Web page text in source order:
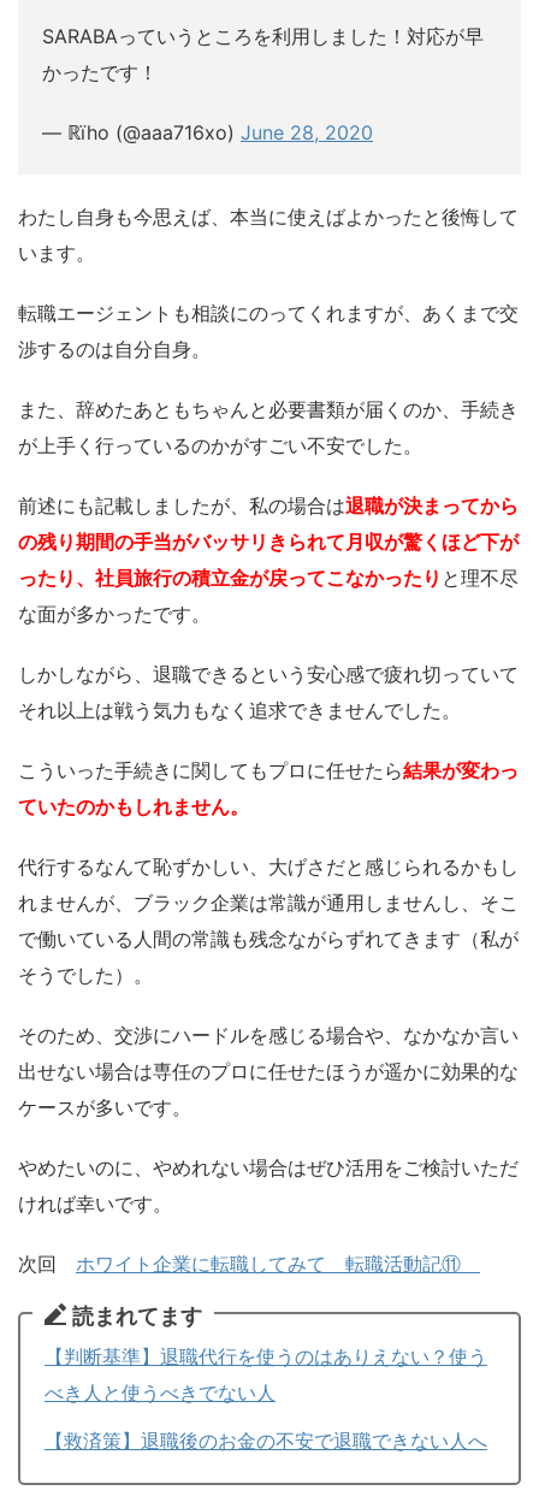
SARABAっていうところを利用しました！対応が早
かったです！
— ℝïho (@aaa716xo) June 28, 2020
わたし自身も今思えば、本当に使えばよかったと後悔して
います。
転職エージェントも相談にのってくれますが、あくまで交
渉するのは自分自身。
また、辞めたあともちゃんと必要書類が届くのか、手続き
が上手く行っているのかがすごい不安でした。
前述にも記載しましたが、私の場合は退職が決まってから
の残り期間の手当がバッサリきられて月収が驚くほど下が
ったり、社員旅行の積立金が戻ってこなかったり と理不尽
な面が多かったです。
しかしながら、退職できるという安心感で疲れ切っていて
それ以上は戦う気力もなく追求できませんでした。
こういった手続きに関してもプロに任せたら結果が変わっ
ていたのかもしれません。
代行するなんて恥ずかしい、大げさだと感じられるかもし
れませんが、ブラック企業は常識が通用しませんし、そこ
で働いている人間の常識も残念ながらずれてきます（私が
そうでした）。
そのため、交渉にハードルを感じる場合や、なかなか言い
出せない場合は専任のプロに任せたほうが遥かに効果的な
ケースが多いです。
やめたいのに、やめれない場合はぜひ活用をご検討いただ
ければ幸いです。
次回 ホワイト企業に転職してみて 転職活動記⑪
読まれてます
【判断基準】退職代行を使うのはありえない？使う
べき人と使うべきでない人
【救済策】退職後のお金の不安で退職できない人へ